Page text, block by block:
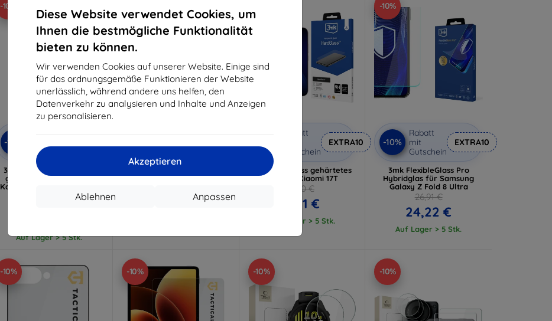
Diese Website verwendet Cookies, um
Ihnen die bestmögliche Funktionalität
bieten zu können.
Wir verwenden Cookies auf unserer Website. Einige sind
für das ordnungsgemäße Funktionieren der Website
unerlässlich, während andere uns helfen, den
Datenverkehr zu analysieren und Inhalte und Anzeigen
zu personalisieren.
Akzeptieren
Anpassen
Ablehnen
-10%
-10%
Gutschein
3mk Lens Protection Pro
gehärtetes Glas für die
Kameralinse für Samsung
Galaxy Z Fold 8 Ultra
Auf Lager > 5 Stk.
3mk Watch Protection
FlexibleGlass Hybridglas für
Rabatt
Gutschein
EXTRA10
3mk HardGlass gehärtetes
Glas für Xiaomi 17T
9,90 €
8,91 €
Auf Lager > 5 Stk.
-10%
-10%
Rabatt
mit
Gutschein
EXTRA10
3mk FlexibleGlass Pro
Hybridglas für Samsung
Galaxy Z Fold 8 Ultra
26,91 €
24,22 €
Auf Lager > 5 Stk.
-10% -10% -10% -10%